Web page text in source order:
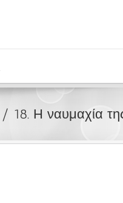
18. Η ναυμαχία